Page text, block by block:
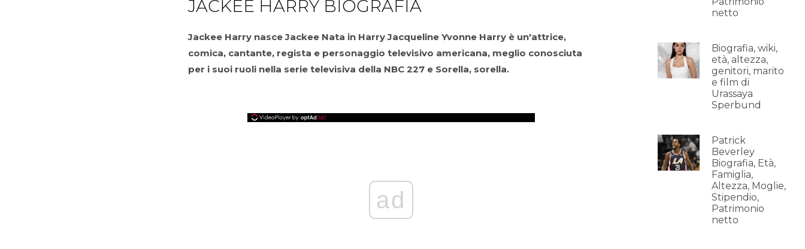
JACKEE HARRY BIOGRAFIA
Jackee Harry nasce Jackee Nata in Harry Jacqueline Yvonne Harry è un'attrice,
comica, cantante, regista e personaggio televisivo americana, meglio conosciuta
per i suoi ruoli nella serie televisiva della NBC 227 e Sorella, sorella.
ad
netto
Biografia, wiki,
età, altezza,
genitori, marito
e film di
Urassaya
Sperbund
Patrick
Beverley
Biografia, Età,
Famiglia,
Altezza, Moglie,
Stipendio,
Patrimonio
netto